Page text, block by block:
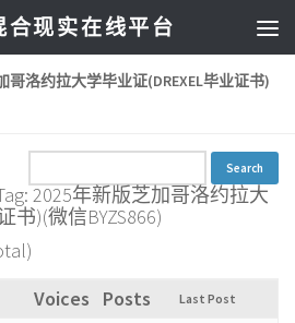
现实在线平台
哥洛约拉大学毕业证(DREXEL毕业证书)
2025年新版芝加哥洛约拉大
书)(微信BYZS866)
Voices Posts Last Post